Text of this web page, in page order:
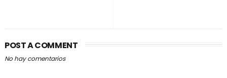
POST A COMMENT
No hay comentarios